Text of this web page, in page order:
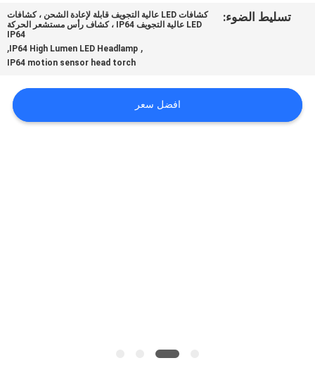
أخبار
خريطة
الموقع
تسليط الضوء:
كشافات LED عالية التجويف قابلة لإعادة الشحن ، كشافات
LED عالية التجويف IP64 ، كشاف رأس مستشعر الحركة
IP64
,
IP64 High Lumen LED Headlamp
,
IP64 motion sensor head torch
افضل سعر